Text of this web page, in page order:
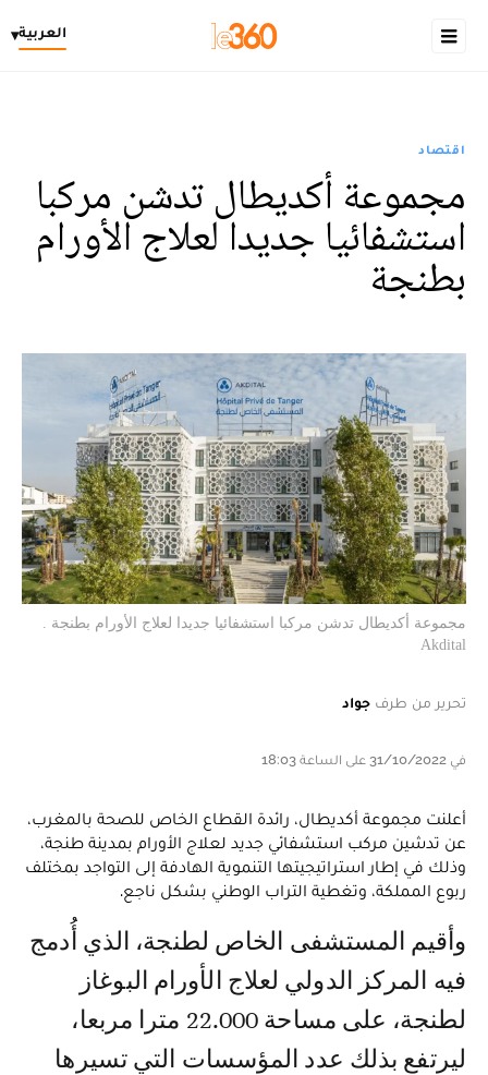
العربية▾
اقتصاد
مجموعة أكديطال تدشن مركبا
استشفائيا جديدا لعلاج الأورام
بطنجة
مجموعة أكديطال تدشن مركبا استشفائيا جديدا لعلاج الأورام بطنجة .
Akdital
تحرير من طرف جواد
في 31/10/2022 على الساعة 18:03
أعلنت مجموعة أكديطال، رائدة القطاع الخاص للصحة بالمغرب،
عن تدشين مركب استشفائي جديد لعلاج الأورام بمدينة طنجة،
وذلك في إطار استراتيجيتها التنموية الهادفة إلى التواجد بمختلف
ربوع المملكة، وتغطية التراب الوطني بشكل ناجع.
وأقيم المستشفى الخاص لطنجة، الذي أُدمج
فيه المركز الدولي لعلاج الأورام البوغاز
لطنجة، على مساحة 22.000 مترا مربعا،
ليرتفع بذلك عدد المؤسسات التي تسيرها